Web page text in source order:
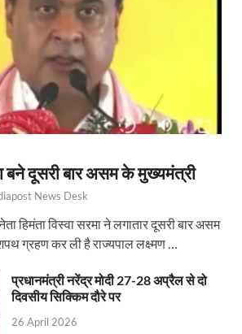
CM Pushkar Singh Dhami: मुख्यमंत्री ने ‘जन-जन की
Bullet Train Date: बुलेट ट्रेन की आ गई तारीख कब चलेगी
UP Police Recruitments: साल के आखिरी दिन युवाओं को
UP Tourism: योगी सरकार के प्रयास से सनातन का
Severe cold wave: यूपी में 12वीं तक के सभी स्कूल 1
Millets Organic Food Start UP : सीएम योगी की
Kuldeep Singh Sengar: CJI की अध्यक्षता वाली बेंच
Kunda Raja Bhaiya: राजा भैया को मिला 1.5 करोड का
बने दूसरी बार असम के मुख्यमंत्री
News Desk
हिमंता विस्वा सरमा ने लगातार दूसरी बार असम
ग्रहण कर ली है राज्यपाल लक्ष्मण …
प्रधानमंत्री नरेंद्र मोदी 27-28 अप्रैल से दो
दिवसीय सिक्किम दौरे पर
26 April 2026